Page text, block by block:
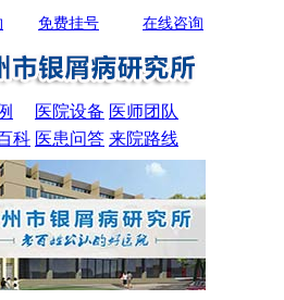
在线咨询
免费挂号
医院设备 医师团队
科 医患问答 来院路线